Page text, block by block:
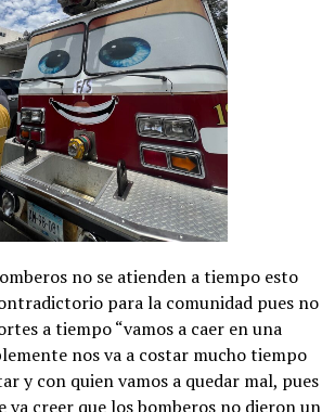
no se atienden a tiempo esto
para la comunidad pues no
a tiempo “vamos a caer en una
nos va a costar mucho tiempo
y con quien vamos a quedar mal, pues
va creer que los bomberos no dieron un